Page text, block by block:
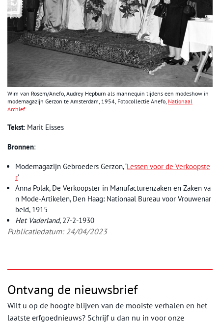
Wim van Rosem/Anefo, Audrey Hepburn als mannequin tijdens een modeshow in
modemagazijn Gerzon te Amsterdam, 1954, Fotocollectie Anefo, Nationaal
Archief
Tekst: Marit Eisses
Bronnen:
Modemagazijn Gebroeders Gerzon, ‘Lessen voor de Verkoopste
r’
Anna Polak, De Verkoopster in Manufacturenzaken en Zaken va
n Mode-Artikelen, Den Haag: Nationaal Bureau voor Vrouwenar
beid, 1915
Het Vaderland, 27-2-1930
Publicatiedatum: 24/04/2023
Ontvang de nieuwsbrief
Wilt u op de hoogte blijven van de mooiste verhalen en het
laatste erfgoednieuws? Schrijf u dan nu in voor onze